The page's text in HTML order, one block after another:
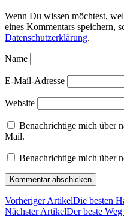
Wenn Du wissen möchtest,
eines Kommentars speichern,
Datenschutzerklärung.
Name
E-Mail-Adresse
Website
Benachrichtige mich über
Mail.
Benachrichtige mich über
Vorheriger ArtikelDie besten
Nächster ArtikelDer beste